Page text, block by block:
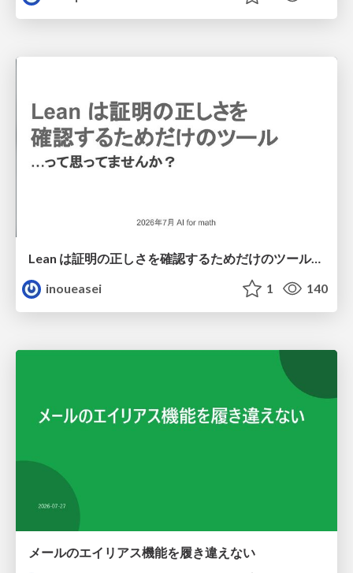
Lean は証明の正しさを確認するためだけのツールって思ってませんか？
inoueasei
1 140
メールのエイリアス機能を履き違えない